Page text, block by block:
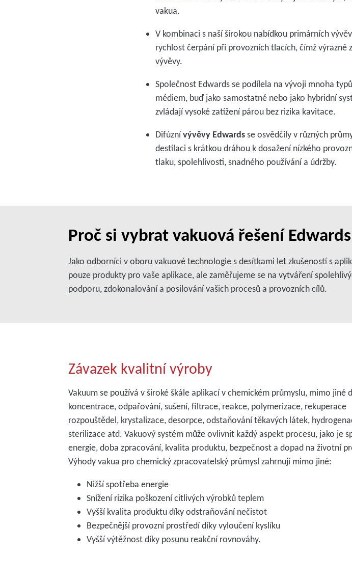
vakua.
V kombinaci s naší širokou nabídkou primárních
rychlost čerpání při provozních tlacích, čímž
vývěvy.
Společnost Edwards se podílela na vývoji mnoha typů
médiem, buď jako samostatné nebo jako hybridní
zvládají vysoké zatížení párou bez rizika kavitace.
Difúznívývěvy Edwardsse osvědčily v různých
destilaci s krátkou dráhou k dosažení nízkého
tlaku, spolehlivosti, snadného používání a údržby.
Proč si vybrat vakuová řešení
Jako odborníci v oboru vakuové technologie s desítkami let zkušeností s
pouze produkty pro vaše aplikace, ale zaměřujeme se na vytváření
podporu, zdokonalování a posilování vašich procesů a provozních cílů.
Závazek kvalitní výroby
Vakuum se používá v široké škále aplikací v chemickém průmyslu, mimo jiné
koncentrace, odpařování, sušení, filtrace, reakce, polymerizace, rekuperace
rozpouštědel, krystalizace, desorpce, odstaňování těkavých látek,
sterilizace atd. Vakuový systém může ovlivnit každý aspekt procesu, jako je
energie, doba zpracování, kvalita produktu, bezpečnost a dopad na životní
Výhody vakua pro chemický zpracovatelský průmysl zahrnují mimo jiné:
Nižší spotřeba energie
Snížení rizika poškození citlivých výrobků teplem
Vyšší kvalita produktu díky odstraňování nečistot
Bezpečnější provozní prostředí díky vyloučení kyslíku
Vyšší výtěžnost díky posunu reakční rovnováhy.